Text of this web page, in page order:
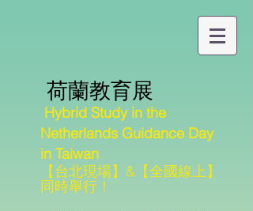
荷蘭教育展
Hybrid Study in the
Netherlands Guidance Day
in Taiwan
【台北現場】&【全國線上】
同時舉行！